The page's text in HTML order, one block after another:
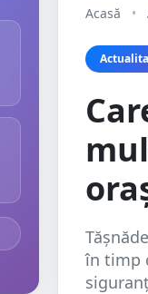
Acasă •
în timp